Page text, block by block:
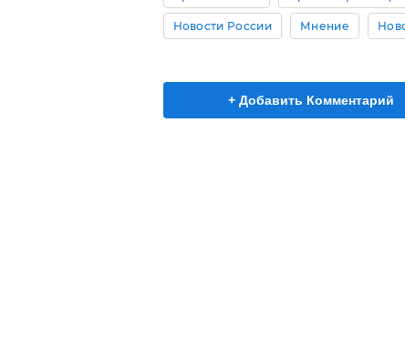
Новости России Мнение
+ Добавить Комментарий